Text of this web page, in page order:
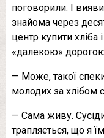
поговорили. І
знайома через
центр купити хліба
«далекою»
— Може, такої
молодих за хлібом
— Сама живу.
трапляється, що я